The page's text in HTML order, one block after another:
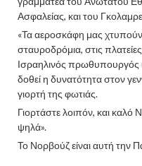
Ασφαλείας, και του
«Τα αεροσκάφη μας
σταυροδρόμια, στις
Ισραηλινός πρωθυπουργός
δοθεί η δυνατότητα στον
γιορτή της φωτιάς.
Γιορτάστε λοιπόν, και
ψηλά».
Το Νορβούζ είναι αυτή την